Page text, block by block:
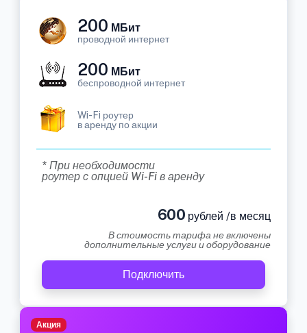
200 МБит
проводной интернет
200 МБит
беспроводной интернет
Wi-Fi роутер
в аренду по акции
* При необходимости
роутер с опцией Wi-Fi в аренду
600 рублей /в месяц
В стоимость тарифа не включены
дополнительные услуги и оборудование
Подключить
Акция